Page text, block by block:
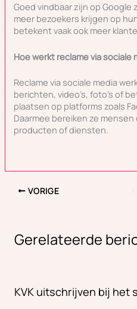
Goed vindbaar zijn op
meer bezoekers krijgen op
betekent vaak ook meer
Hoe werkt reclame via sociale
Reclame via sociale media
berichten, video’s, foto’s of
plaatsen op platforms zoals
Daarmee bereiken ze
producten of diensten.
VORIGE
Gerelateerde
KVK uitschrijven bij het